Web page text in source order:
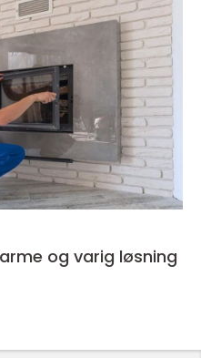
og varig løsning